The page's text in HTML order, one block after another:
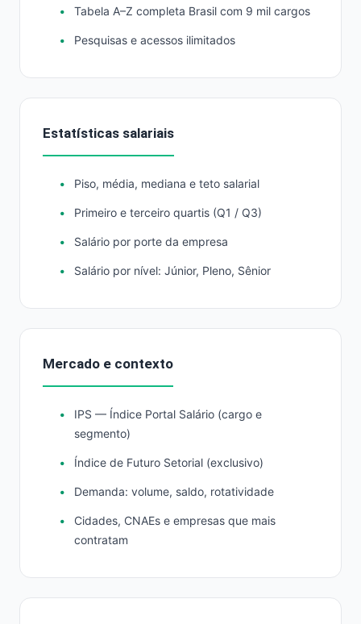
Tabela A–Z completa Brasil com 9 mil cargos
Pesquisas e acessos ilimitados
Estatísticas salariais
Piso, média, mediana e teto salarial
Primeiro e terceiro quartis (Q1 / Q3)
Salário por porte da empresa
Salário por nível: Júnior, Pleno, Sênior
Mercado e contexto
IPS — Índice Portal Salário (cargo e
segmento)
Índice de Futuro Setorial (exclusivo)
Demanda: volume, saldo, rotatividade
Cidades, CNAEs e empresas que mais
contratam